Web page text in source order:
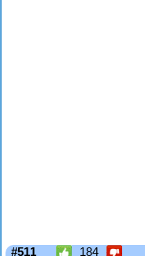
#511 184